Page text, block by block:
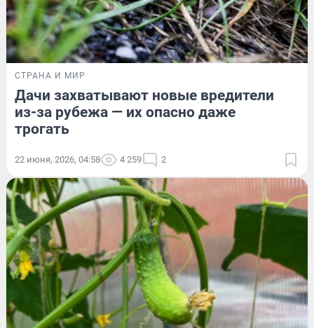
СТРАНА И МИР
Дачи захватывают новые вредители
из-за рубежа — их опасно даже
трогать
22 июня, 2026, 04:58 4 259 2